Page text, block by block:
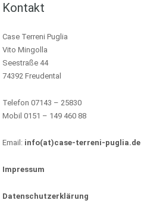
Kontakt
Case Terreni Puglia
Vito Mingolla
Seestraße 44
74392 Freudental
Telefon 07143 – 25830
Mobil 0151 – 149 460 88
Email: info(at)case-terreni-puglia.de
Impressum
Datenschutzerklärung